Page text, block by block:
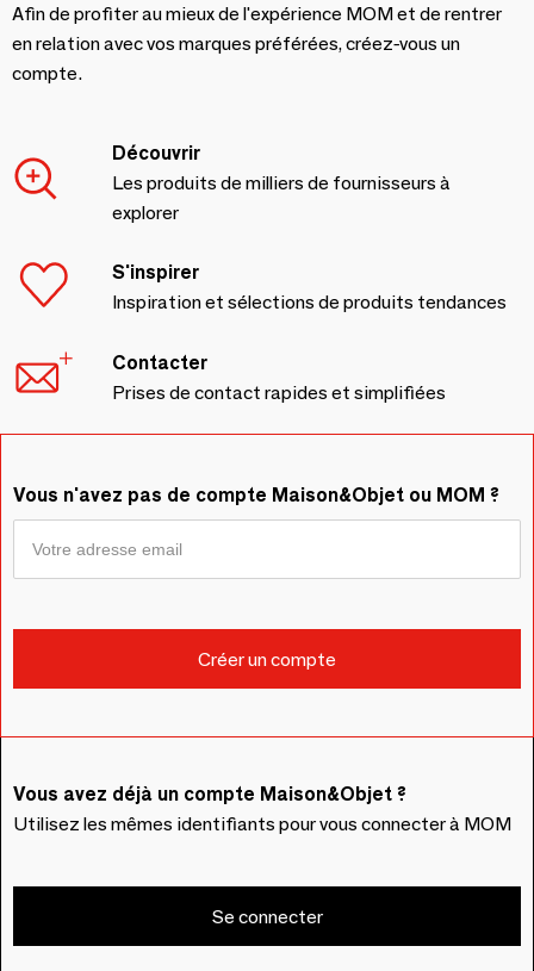
Afin de profiter au mieux de l'expérience MOM et de rentrer
en relation avec vos marques préférées, créez-vous un
compte.
Découvrir
Les produits de milliers de fournisseurs à
explorer
S'inspirer
Inspiration et sélections de produits tendances
Contacter
Prises de contact rapides et simplifiées
Vous n'avez pas de compte Maison&Objet ou MOM ?
Vous avez déjà un compte Maison&Objet ?
Utilisez les mêmes identifiants pour vous connecter à MOM
Se connecter